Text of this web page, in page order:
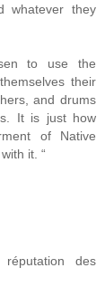
whatever they
to use the
their
and drums
It is just how
of Native
it. “
des